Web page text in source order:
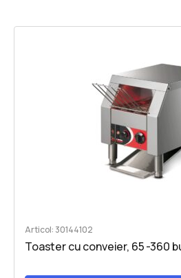
Articol: 30144102
Toaster cu conveier, 65 -360